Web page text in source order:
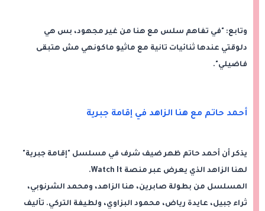
وتابع: "في تفاهم سلس مع هنا من غير مجهود، بس هي
دلوقتي عندها ثنائيات تانية مع ماثيو ماكونهي مش هتبقى
فاضيلي".
أحمد حاتم مع هنا الزاهد في إقامة جبرية
يذكر أن أحمد حاتم ظهر ضيف شرف في مسلسل "إقامة جبرية"
لهنا الزاهد الذي يعرض عبر منصة Watch It.
المسلسل من بطولة صابرين، هنا الزاهد، ومحمد الشرنوبي،
ثراء جبيل، عايدة رياض، محمود البزاوي، ولطيفة التركي. تأليف